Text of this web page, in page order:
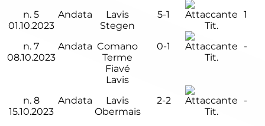
n.5
01.10.2023
Andata
Lavis
Stegen
5-1
Tit.
1
n.7
08.10.2023
Andata Comano
Terme
Fiavé
Lavis
0-1
Tit.
-
n. 8
15.10.2023
Andata
Lavis
Obermais
2-2
Tit.
-